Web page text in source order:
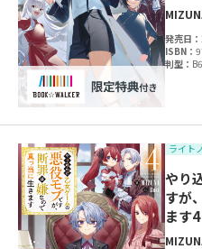
発売日：
ISBN：
判型：
ライト
やり
すが
ます4